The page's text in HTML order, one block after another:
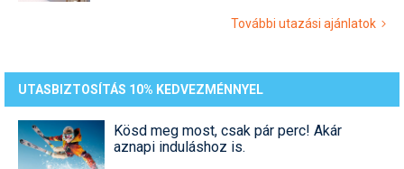
További utazási ajánlatok
UTASBIZTOSÍTÁS 10% KEDVEZMÉNNYEL
Kösd meg most, csak pár perc! Akár
aznapi induláshoz is.